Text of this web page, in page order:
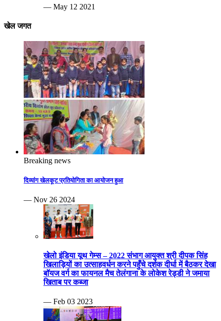
— May 12 2021
खेल जगत
Breaking news
दिव्यांग खेलकूट प्रतियोगिता का आयोजन हुआ
— Nov 26 2024
खेलो इंडिया यूथ गेम्स – 2022 संभाग आयुक्त श्री दीपक सिंह
खिलाड़ियों का उत्साहवर्धन करने पहुँचे दर्शक दीर्घा में बैठकर देखा
बॉयज वर्ग का फायनल मैच तेलंगाना के लोकेश रेड्डी ने जमाया
खिताब पर कब्जा
— Feb 03 2023